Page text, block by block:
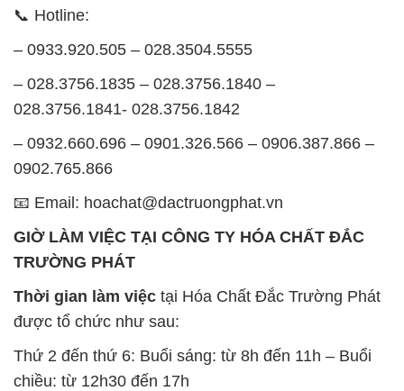
📞 Hotline:
– 0933.920.505 – 028.3504.5555
– 028.3756.1835 – 028.3756.1840 –
028.3756.1841- 028.3756.1842
– 0932.660.696 – 0901.326.566 – 0906.387.866 –
0902.765.866
📧 Email: hoachat@dactruongphat.vn
GIỜ LÀM VIỆC TẠI CÔNG TY HÓA CHẤT ĐẮC
TRƯỜNG PHÁT
Thời gian làm việc tại Hóa Chất Đắc Trường Phát
được tổ chức như sau:
Thứ 2 đến thứ 6: Buổi sáng: từ 8h đến 11h – Buổi
chiều: từ 12h30 đến 17h